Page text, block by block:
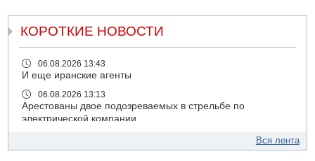
КОРОТКИЕ НОВОСТИ
06.08.2026 13:43
И еще иранские агенты
06.08.2026 13:13
Арестованы двое подозреваемых в стрельбе по
электрической компании
Возле Кирьят-Арбы пожар на местности
Вся лента